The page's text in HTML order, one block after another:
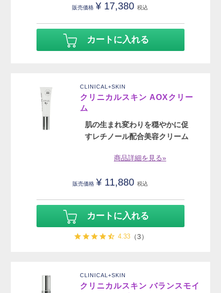
販売価格 ¥ 17,380 税込
カートに入れる
CLINICAL+SKIN
クリニカルスキン AOXクリー
ム
肌の生まれ変わりを穏やかに促
すレチノール配合美容クリーム
商品詳細を見る»
販売価格 ¥ 11,880 税込
カートに入れる
4.33（3）
CLINICAL+SKIN
クリニカルスキン バランスモイ